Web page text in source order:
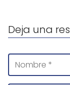
Deja una